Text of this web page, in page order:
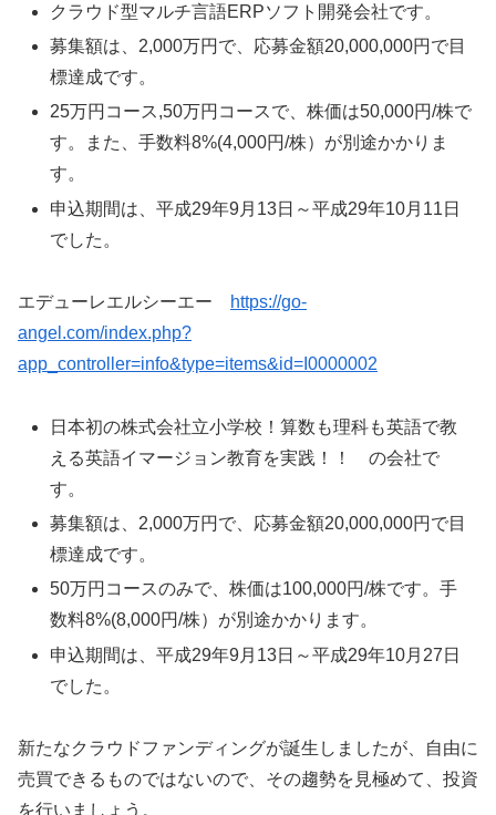
クラウド型マルチ言語ERPソフト開発会社です。
募集額は、2,000万円で、応募金額20,000,000円で目
標達成です。
25万円コース,50万円コースで、株価は50,000円/株で
す。また、手数料8%(4,000円/株）が別途かかりま
す。
申込期間は、平成29年9月13日～平成29年10月11日
でした。
エデューレエルシーエー
https://go-
angel.com/index.php?
app_controller=info&type=items&id=I0000002
日本初の株式会社立小学校！算数も理科も英語で教
える英語イマージョン教育を実践！！ の会社で
す。
募集額は、2,000万円で、応募金額20,000,000円で目
標達成です。
50万円コースのみで、株価は100,000円/株です。手
数料8%(8,000円/株）が別途かかります。
申込期間は、平成29年9月13日～平成29年10月27日
でした。
新たなクラウドファンディングが誕生しましたが、自由に
売買できるものではないので、その趨勢を見極めて、投資
を行いましょう。